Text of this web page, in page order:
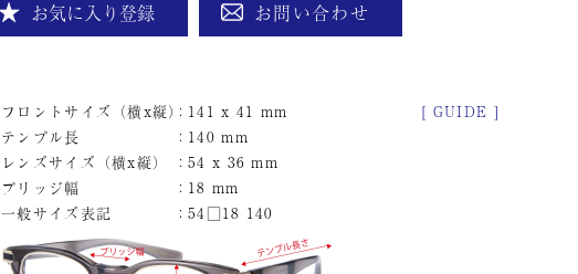
お気に入り登録 お問い合わせ
[ GUIDE ]
フロントサイズ（横x縦） 141 x 41 mm
テンプル長
140 mm
レンズサイズ（横x縦）
54 x 36 mm
ブリッジ幅
18 mm
一般サイズ表記
54□18 140